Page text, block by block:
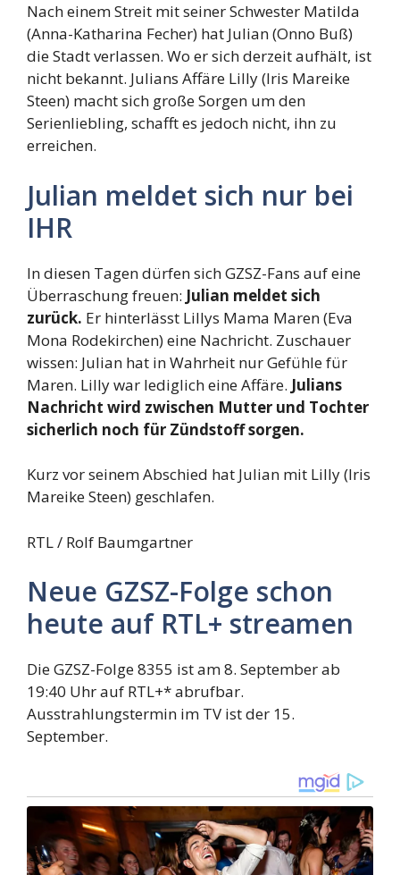
Nach einem Streit mit seiner Schwester Matilda
(Anna-Katharina Fecher) hat Julian (Onno Buß)
die Stadt verlassen. Wo er sich derzeit aufhält, ist
nicht bekannt. Julians Affäre Lilly (Iris Mareike
Steen) macht sich große Sorgen um den
Serienliebling, schafft es jedoch nicht, ihn zu
erreichen.
Julian meldet sich nur bei
IHR
In diesen Tagen dürfen sich GZSZ-Fans auf eine
Überraschung freuen: Julian meldet sich
zurück. Er hinterlässt Lillys Mama Maren (Eva
Mona Rodekirchen) eine Nachricht. Zuschauer
wissen: Julian hat in Wahrheit nur Gefühle für
Maren. Lilly war lediglich eine Affäre. Julians
Nachricht wird zwischen Mutter und Tochter
sicherlich noch für Zündstoff sorgen.
Kurz vor seinem Abschied hat Julian mit Lilly (Iris
Mareike Steen) geschlafen.
RTL / Rolf Baumgartner
Neue GZSZ-Folge schon
heute auf RTL+ streamen
Die GZSZ-Folge 8355 ist am 8. September ab
19:40 Uhr auf RTL+* abrufbar.
Ausstrahlungstermin im TV ist der 15.
September.